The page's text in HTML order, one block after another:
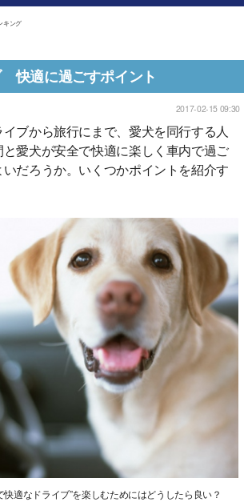
キング
快適に過ごすポイント
2017-02-15 09:30
ブから旅行にまで、愛犬を同行する人
愛犬が安全で快適に楽しく車内で過ご
だろうか。いくつかポイントを紹介す
快適なドライブ”を楽しむためにはどうしたら良い？